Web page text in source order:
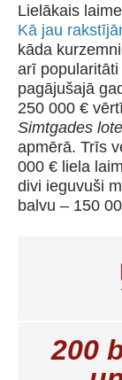
Lielākais
Kā jau
kāda
arī
pagājušajā
250 000 €
Simtgades
apmērā. Trīs
000 € liela
divi ieguvuši
balvu – 150
200